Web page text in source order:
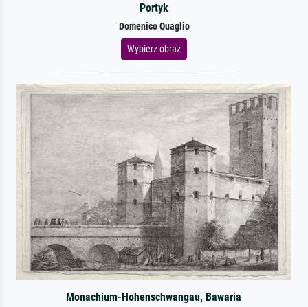
Portyk
Domenico Quaglio
Wybierz obraz
Monachium-Hohenschwangau, Bawaria